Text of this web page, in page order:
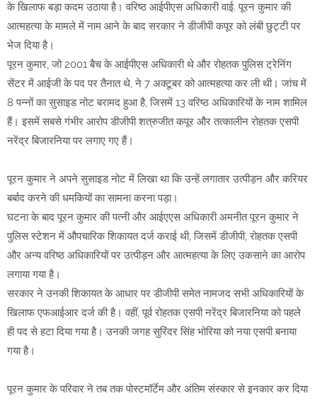
के खिलाफ बड़ा कदम उठाया है। वरिष्ठ आईपीएस अधिकारी वाई. पूरन कुमार की
आत्महत्या के मामले में नाम आने के बाद सरकार ने डीजीपी कपूर को लंबी छुट्टी पर
भेज दिया है।
पूरन कुमार, जो 2001 बैच के आईपीएस अधिकारी थे और रोहतक पुलिस ट्रेनिंग
सेंटर में आईजी के पद पर तैनात थे, ने 7 अक्टूबर को आत्महत्या कर ली थी। जांच में
8 पन्नों का सुसाइड नोट बरामद हुआ है, जिसमें 13 वरिष्ठ अधिकारियों के नाम शामिल
हैं। इसमें सबसे गंभीर आरोप डीजीपी शत्रुजीत कपूर और तत्कालीन रोहतक एसपी
नरेंद्र बिजारनिया पर लगाए गए हैं।
पूरन कुमार ने अपने सुसाइड नोट में लिखा था कि उन्हें लगातार उत्पीड़न और करियर
बर्बाद करने की धमकियों का सामना करना पड़ा।
घटना के बाद पूरन कुमार की पत्नी और आईएएस अधिकारी अमनीत पूरन कुमार ने
पुलिस स्टेशन में औपचारिक शिकायत दर्ज कराई थी, जिसमें डीजीपी, रोहतक एसपी
और अन्य वरिष्ठ अधिकारियों पर उत्पीड़न और आत्महत्या के लिए उकसाने का आरोप
लगाया गया है।
सरकार ने उनकी शिकायत के आधार पर डीजीपी समेत नामजद सभी अधिकारियों के
खिलाफ एफआईआर दर्ज की है। वहीं, पूर्व रोहतक एसपी नरेंद्र बिजारनिया को पहले
ही पद से हटा दिया गया है। उनकी जगह सुरिंदर सिंह भोरिया को नया एसपी बनाया
गया है।
पूरन कुमार के परिवार ने तब तक पोस्टमॉर्टेम और अंतिम संस्कार से इनकार कर दिया